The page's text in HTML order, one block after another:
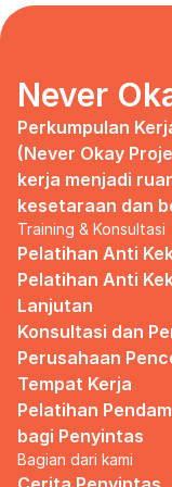
marketing
that
give, I like
kinda my
Until one
I came to
outsourced
Don’t get
the
up on me
marketing
of).
I will never
shared in
Never
Perkumpulan
(Never Okay
kerja menjadi
kesetaraan dan
Training & Konsultasi
Pelatihan Anti
Pelatihan Anti
Lanjutan
Konsultasi dan
Perusahaan
Tempat Kerja
Pelatihan
bagi Penyintas
Bagian dari kami